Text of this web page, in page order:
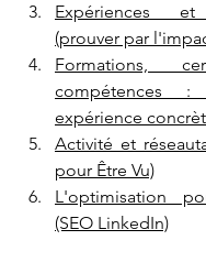
Expériences et
(prouver par
Formations,
compétences
expérience
Activité et
pour Être Vu)
L'optimisation
(SEO LinkedIn)